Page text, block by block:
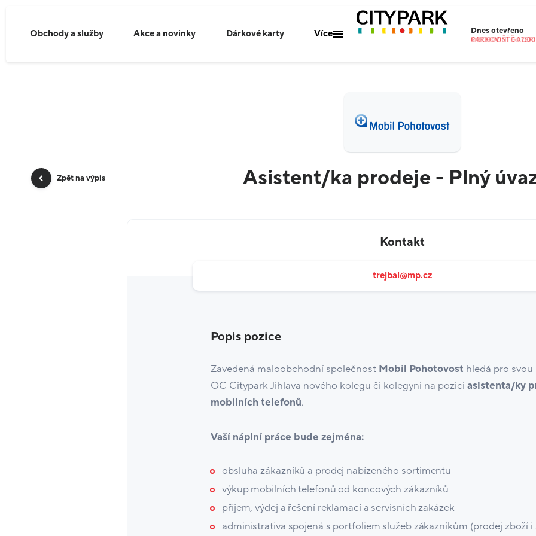
Obchody a služby Akce a novinky Dárkové karty Více Dnesotevřeno
OBCHODNÍ
PARKOVIŠTĚ
Asistent/ka prodeje - Plný
Zpět na výpis
Kontakt
trejbal@mp.cz
Popis pozice
Zavedená maloobchodní společnost Mobil Pohotovost hledá pro
OC Citypark Jihlava nového kolegu či kolegyni na pozici asistenta/ky
mobilních telefonů.
Vaší náplní práce bude zejména:
obsluha zákazníků a prodej nabízeného sortimentu
výkup mobilních telefonů od koncových zákazníků
příjem, výdej a řešení reklamací a servisních zakázek
administrativa spojená s portfoliem služeb zákazníkům (prodej zboží i